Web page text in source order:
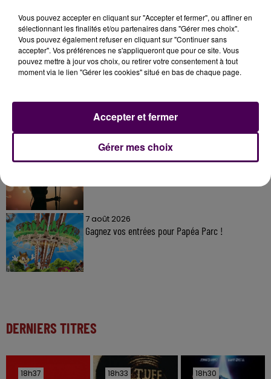
À LA UNE
11 juillet 2026
7 août 2026
Gagnez vos entrées pour Papéa Parc !
DERNIERS TITRES
18h37
18h37 18h33
18h33 18h30
18h30
Vous pouvez accepter en cliquant sur "Accepter et fermer", ou affiner en
sélectionnant les finalités et/ou partenaires dans "Gérer mes choix".
Vous pouvez également refuser en cliquant sur "Continuer sans
accepter". Vos préférences ne s'appliqueront que pour ce site. Vous
pouvez mettre à jour vos choix, ou retirer votre consentement à tout
moment via le lien "Gérer les cookies" situé en bas de chaque page.
Gérer mes choix
Accepter et fermer